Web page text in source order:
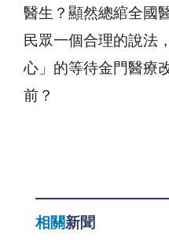
醫生？顯然總綰全國
民眾一個合理的說法
心」的等待金門醫療
前？
相關新聞